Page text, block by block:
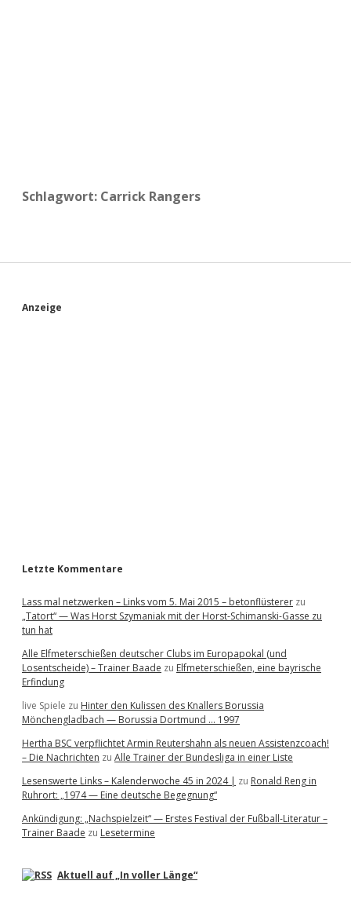
Schlagwort: Carrick Rangers
S
Anzeige
Letzte Kommentare
Lass mal netzwerken – Links vom 5. Mai 2015 – betonflüsterer zu
„Tatort“ — Was Horst Szymaniak mit der Horst-Schimanski-Gasse zu
tun hat
Alle Elfmeterschießen deutscher Clubs im Europapokal (und
Losentscheide) – Trainer Baade zu Elfmeterschießen, eine bayrische
Erfindung
live Spiele zu Hinter den Kulissen des Knallers Borussia
Mönchengladbach — Borussia Dortmund … 1997
Hertha BSC verpflichtet Armin Reutershahn als neuen Assistenzcoach!
– Die Nachrichten zu Alle Trainer der Bundesliga in einer Liste
Lesenswerte Links – Kalenderwoche 45 in 2024 | zu Ronald Reng in
Ruhrort: „1974 — Eine deutsche Begegnung“
Ankündigung: „Nachspielzeit“ — Erstes Festival der Fußball-Literatur –
Trainer Baade zu Lesetermine
Aktuell auf „In voller Länge“